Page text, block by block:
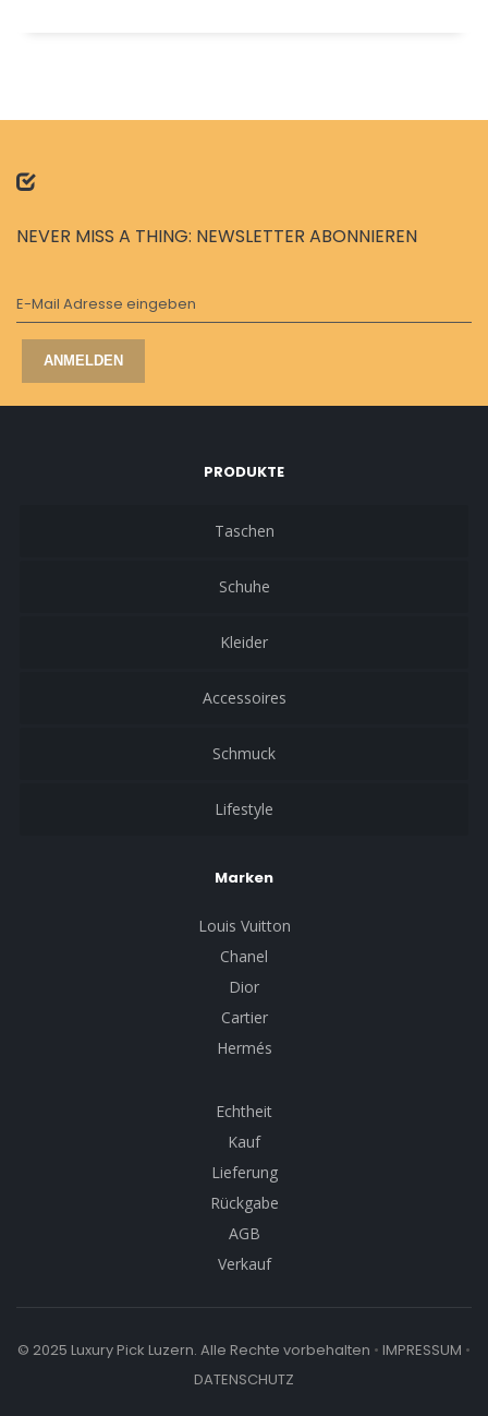
NEVER MISS A THING: NEWSLETTER ABONNIEREN
E-Mail Adresse eingeben
ANMELDEN
PRODUKTE
Taschen
Schuhe
Kleider
Accessoires
Schmuck
Lifestyle
Marken
Louis Vuitton
Chanel
Dior
Cartier
Hermés
Echtheit
Kauf
Lieferung
Rückgabe
AGB
Verkauf
© 2025 Luxury Pick Luzern. Alle Rechte vorbehalten • IMPRESSUM •
DATENSCHUTZ